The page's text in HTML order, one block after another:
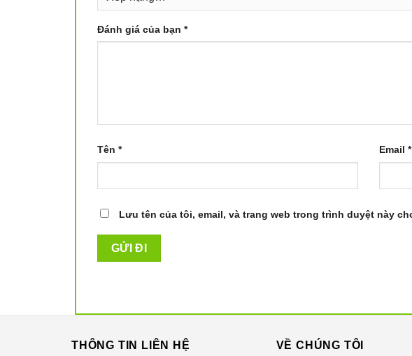
Làm sạch răng chỉ trong 60 giây, sử dụng rất đơn giản: đổ đầy
Bình chứa lớn hơn: Nhiều nội dung bể chứa với nắp phụ lớn
mỗi lần đổ đầy.
Hiệu năng cao vòi phun: Vòi phun AirFloss Ultra mạnh mẽ
Lưu ý: Nên sử dụng nước lọc để tăng tuổi thọ sản phẩm.
Đánh giá của bạn *
Tên * Email *
Lưu tên của tôi, email, và trang web trong trình duyệt này
THÔNG TIN LIÊN HỆ VỀ CHÚNG TÔI